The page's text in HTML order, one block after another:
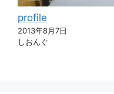
profile
2013年8月7日
しおんぐ